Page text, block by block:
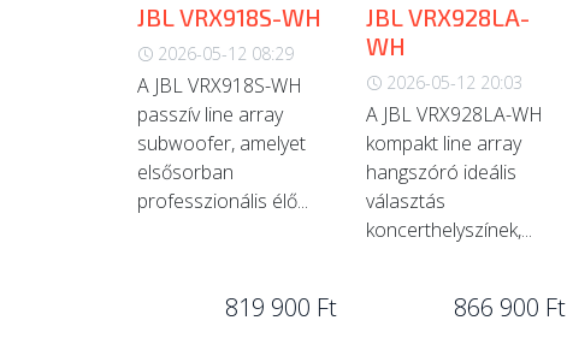
JBL VRX918S-WH
2026-05-12 08:29
A JBL VRX918S-WH
passzív line array
subwoofer, amelyet
elsősorban
professzionális élő...
819 900 Ft
JBL VRX928LA-
WH
2026-05-12 20:03
A JBL VRX928LA-WH
kompakt line array
hangszóró ideális
választás
koncerthelyszínek,...
866 900 Ft